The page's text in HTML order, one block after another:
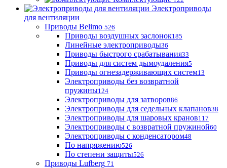
Электроприводы
для вентиляции
Приводы Belimo 526
Приводы воздушных заслонок185
Линейные электроприводы36
Приводы быстрого срабатывания33
Приводы для систем дымоудаления5
Приводы огнезадерживающих систем13
Электроприводы без возвратной
пружины124
Электроприводы для затворов86
Электроприводы для седельных клапанов38
Электроприводы для шаровых кранов117
Электроприводы с возвратной пружиной60
Электроприводы с конденсатором48
По напряжению526
По степени защиты526
Приводы Lufberg 71